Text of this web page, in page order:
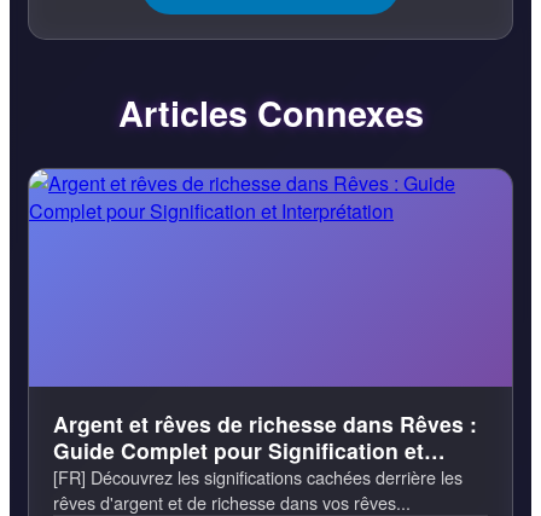
Articles Connexes
Argent et rêves de richesse dans Rêves :
Guide Complet pour Signification et
Interprétation
[FR] Découvrez les significations cachées derrière les
rêves d'argent et de richesse dans vos rêves...